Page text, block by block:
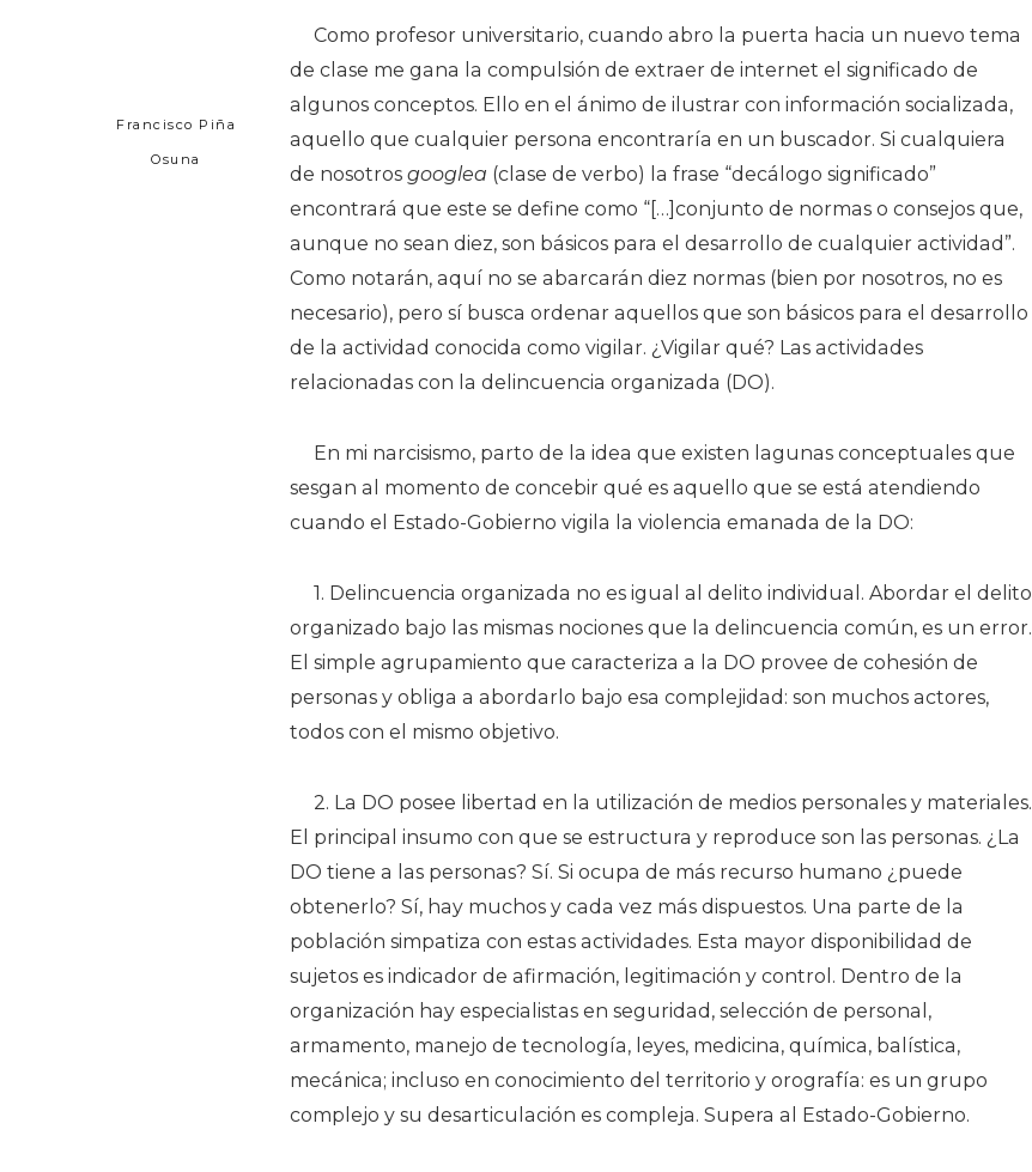
Francisco Piña
Osuna
Como profesor universitario, cuando abro la puerta hacia un nuevo tema
de clase me gana la compulsión de extraer de internet el significado de
algunos conceptos. Ello en el ánimo de ilustrar con información socializada,
aquello que cualquier persona encontraría en un buscador. Si cualquiera
de nosotros googlea (clase de verbo) la frase “decálogo significado”
encontrará que este se define como “[…]conjunto de normas o consejos que,
aunque no sean diez, son básicos para el desarrollo de cualquier actividad”.
Como notarán, aquí no se abarcarán diez normas (bien por nosotros, no es
necesario), pero sí busca ordenar aquellos que son básicos para el desarrollo
de la actividad conocida como vigilar. ¿Vigilar qué? Las actividades
relacionadas con la delincuencia organizada (DO).
En mi narcisismo, parto de la idea que existen lagunas conceptuales que
sesgan al momento de concebir qué es aquello que se está atendiendo
cuando el Estado-Gobierno vigila la violencia emanada de la DO:
1. Delincuencia organizada no es igual al delito individual. Abordar el delito
organizado bajo las mismas nociones que la delincuencia común, es un error.
El simple agrupamiento que caracteriza a la DO provee de cohesión de
personas y obliga a abordarlo bajo esa complejidad: son muchos actores,
todos con el mismo objetivo.
2. La DO posee libertad en la utilización de medios personales y materiales.
El principal insumo con que se estructura y reproduce son las personas. ¿La
DO tiene a las personas? Sí. Si ocupa de más recurso humano ¿puede
obtenerlo? Sí, hay muchos y cada vez más dispuestos. Una parte de la
población simpatiza con estas actividades. Esta mayor disponibilidad de
sujetos es indicador de afirmación, legitimación y control. Dentro de la
organización hay especialistas en seguridad, selección de personal,
armamento, manejo de tecnología, leyes, medicina, química, balística,
mecánica; incluso en conocimiento del territorio y orografía: es un grupo
complejo y su desarticulación es compleja. Supera al Estado-Gobierno.